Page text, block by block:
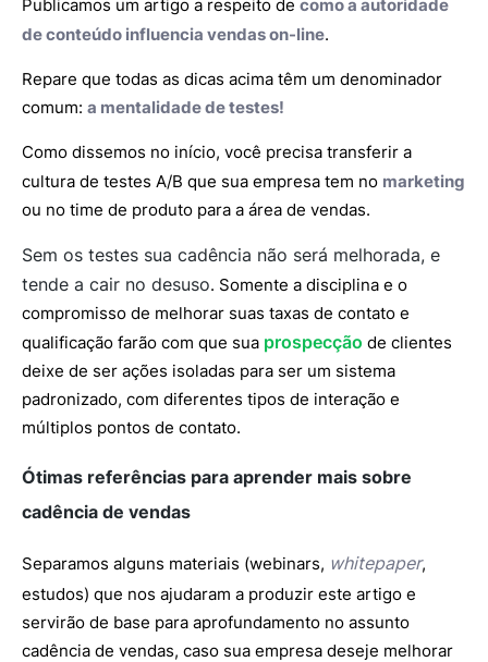
Publicamos um artigo a respeito de como a autoridade
de conteúdo influencia vendas on-line.
Repare que todas as dicas acima têm um denominador
comum: a mentalidade de testes!
Como dissemos no início, você precisa transferir a
cultura de testes A/B que sua empresa tem no marketing
ou no time de produto para a área de vendas.
Sem os testes sua cadência não será melhorada, e
tende a cair no desuso. Somente a disciplina e o
compromisso de melhorar suas taxas de contato e
qualificação farão com que sua prospecção de clientes
deixe de ser ações isoladas para ser um sistema
padronizado, com diferentes tipos de interação e
múltiplos pontos de contato.
Ótimas referências para aprender mais sobre
cadência de vendas
Separamos alguns materiais (webinars, whitepaper,
estudos) que nos ajudaram a produzir este artigo e
servirão de base para aprofundamento no assunto
cadência de vendas, caso sua empresa deseje melhorar